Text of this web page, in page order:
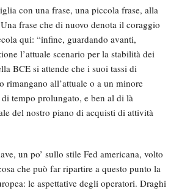
con una frase, una piccola frase, alla
frase che di nuovo denota il coraggio
qui: “infine, guardando avanti,
l’attuale scenario per la stabilità dei
BCE si attende che i suoi tassi di
rimangano all’attuale o a un minore
tempo prolungato, e ben al di là
del nostro piano di acquisti di attività
un po’ sullo stile Fed americana, volto
che può far ripartire a questo punto la
le aspettative degli operatori. Draghi